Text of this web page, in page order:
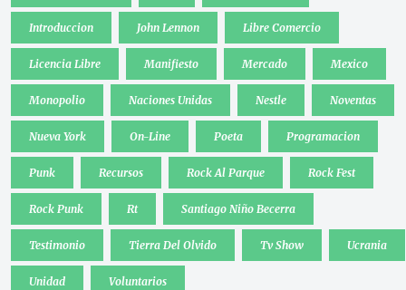
Introduccion John Lennon Libre Comercio
Licencia Libre Manifiesto Mercado Mexico
Monopolio Naciones Unidas Nestle Noventas
Nueva York On-Line Poeta Programacion
Punk Recursos Rock Al Parque Rock Fest
Rock Punk Rt Santiago Niño Becerra
Testimonio Tierra Del Olvido Tv Show Ucrania
Unidad Voluntarios